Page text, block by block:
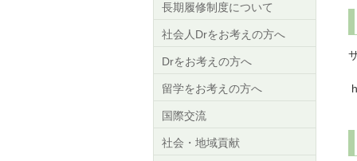
長期履修制度について
社会人Drをお考えの方へ
Drをお考えの方へ
留学をお考えの方へ
国際交流
社会・地域貢献